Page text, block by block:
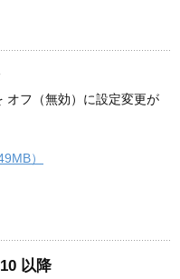
オフ（無効）に設定変更が
）
以降